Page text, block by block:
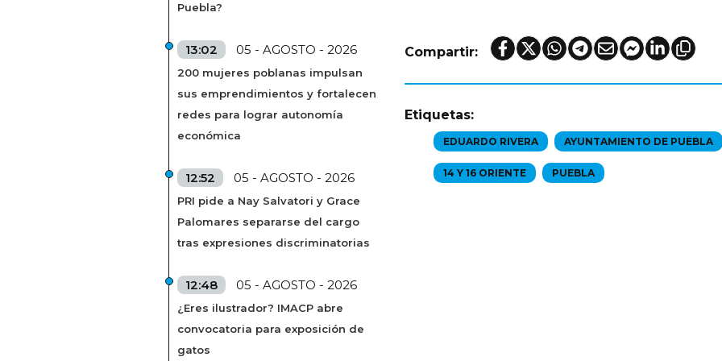
Puebla?
13:02 05 - AGOSTO - 2026
200 mujeres poblanas impulsan
sus emprendimientos y fortalecen
redes para lograr autonomía
económica
12:52 05 - AGOSTO - 2026
PRI pide a Nay Salvatori y Grace
Palomares separarse del cargo
tras expresiones discriminatorias
12:48 05 - AGOSTO - 2026
¿Eres ilustrador? IMACP abre
convocatoria para exposición de
gatos
Compartir:
Etiquetas:
EDUARDO RIVERA AYUNTAMIENTO DE PUEBLA
14 Y 16 ORIENTE PUEBLA